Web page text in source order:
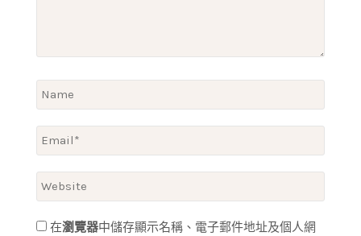
在瀏覽器中儲存顯示名稱、電子郵件地址及個人網